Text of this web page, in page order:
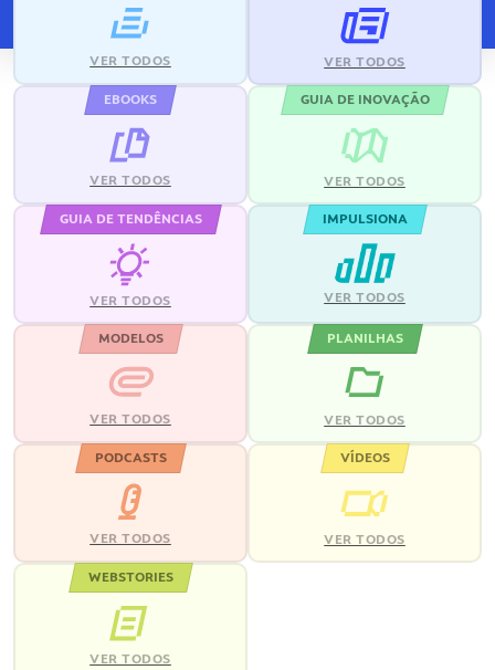
VER TODOS VER TODOS
EBOOKS
VER TODOS
GUIA DE INOVAÇÃO
VER TODOS
GUIA DE TENDÊNCIAS
VER TODOS
IMPULSIONA
VER TODOS
MODELOS
VER TODOS
PLANILHAS
VER TODOS
PODCASTS
VER TODOS
VÍDEOS
VER TODOS
WEBSTORIES
VER TODOS